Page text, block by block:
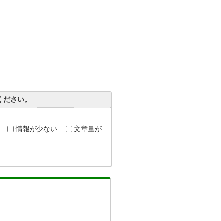
さい。
情報が少ない 文章量が